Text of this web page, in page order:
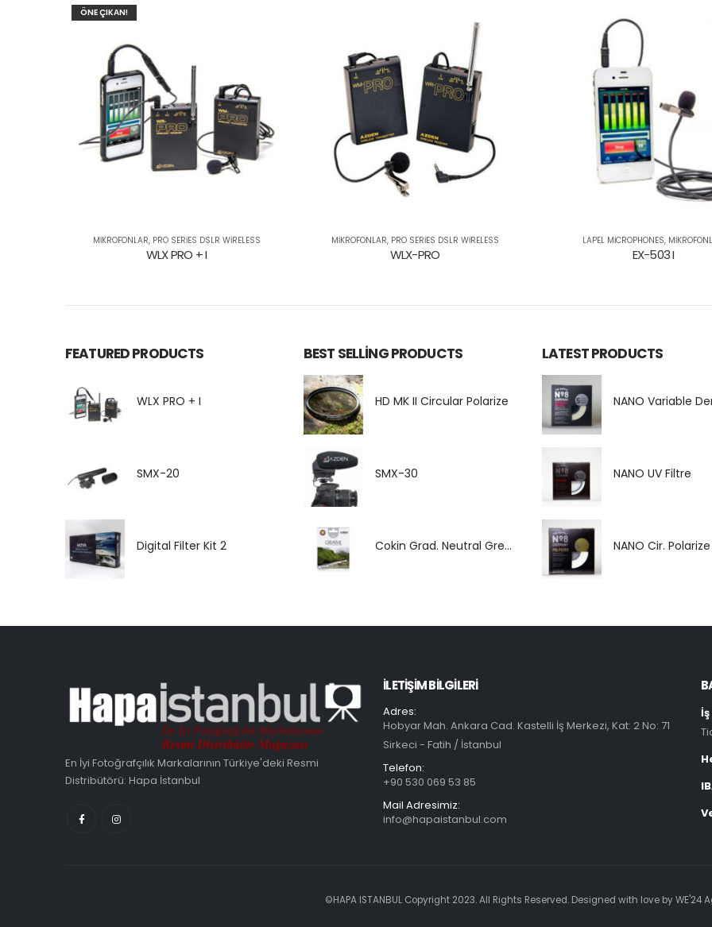
ÖNE ÇIKAN!
MIKROFONLAR, PRO SERIES DSLR WIRELESS
WLX PRO + I
MIKROFONLAR, PRO SERIES DSLR WIRELESS
WLX-PRO
LAPEL MICROPHONES,
EX-503 I
FEATURED PRODUCTS
WLX PRO + I
SMX-20
Digital Filter Kit 2
BEST SELLING PRODUCTS
HD MK II Circular Polarize
SMX-30
Cokin Grad. Neutral Grey G1
LATEST PRODUCTS
NANO UV Filtre
NANO Cir.
En İyi Fotoğrafçılık Markalarının Türkiye'deki Resmi
Distribütörü: Hapa İstanbul
İLETIŞIM BILGILERI
Adres:
Hobyar Mah. Ankara Cad. Kastelli İş Merkezi, Kat: 2 No: 71
Sirkeci - Fatih / İstanbul
Telefon:
+90 530 069 53 85
Mail Adresimiz:
info@hapaistanbul.com
©HAPA ISTANBUL Copyright 2023. All Rights Reserved. Designed with love byWE'24